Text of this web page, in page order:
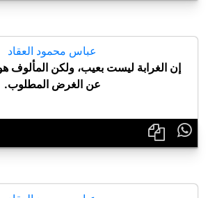
عباس محمود العقاد
إن الغرابة ليست بعيب، ولكن المألوف
عن الغرض المطلوب.
